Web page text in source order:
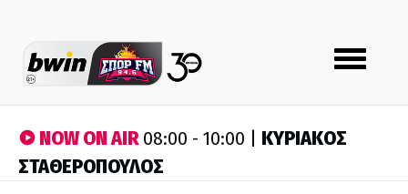
Toggle
navigation
NOW ON AIR08:00 - 10:00 | ΚΥΡΙΑΚΟΣ
ΣΤΑΘΕΡΟΠΟΥΛΟΣ